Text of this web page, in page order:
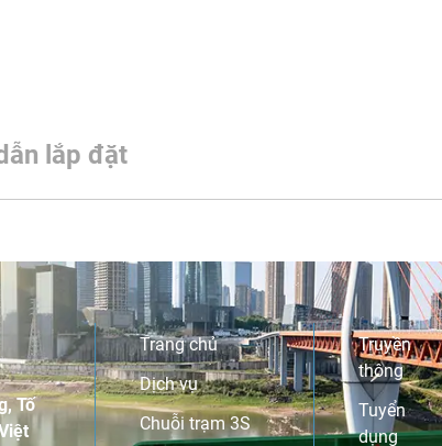
lắp đặt
Tố
Trang chủ
Dịch vụ
Chuỗi trạm 3S
Truyền
thông
Tuyển
dụng